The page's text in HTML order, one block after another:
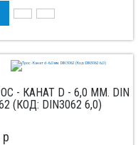
- КАНАТ D - 6,0 ММ. DIN
(КОД: DIN3062 6,0)
p